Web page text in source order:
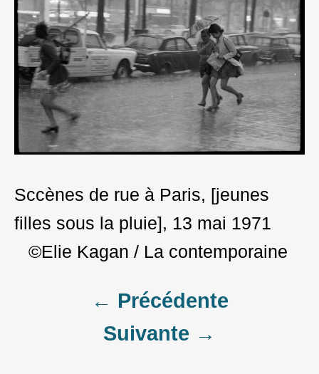
Sccènes de rue à Paris, [jeunes
filles sous la pluie], 13 mai 1971
©Elie Kagan / La contemporaine
navigation
← Précédente
Suivante →